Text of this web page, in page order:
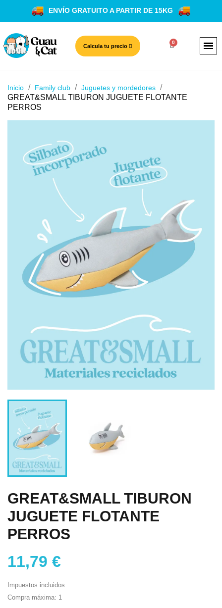
ENVÍO GRATUITO A PARTIR DE 15KG
Calcula tu precio
Inicio Family club Juguetes y mordedores
GREAT&SMALL TIBURON JUGUETE FLOTANTE
PERROS
GREAT&SMALL TIBURON
JUGUETE FLOTANTE
PERROS
11,79 €
Impuestos incluidos
Compra máxima: 1